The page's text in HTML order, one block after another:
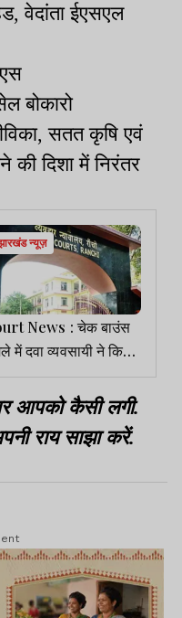
वेदांता ईएसएल
बोकारो
सतत कृषि एवं
की दिशा में निरंतर
न्यूज़
News : चेक बाउंस
में दवा व्यवसायी ने किया
भेजा गया जेल
आपको कैसी लगी.
राय साझा करें.